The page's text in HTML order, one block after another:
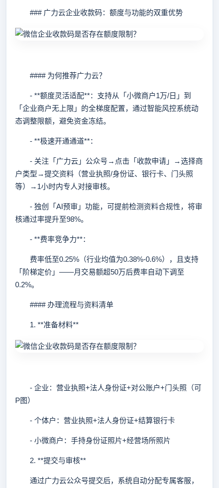
### 广力云企业收款码：额度与功能的双重优势
#### 为何推荐广力云？
- **额度灵活适配**：支持从「小微商户1万/日」到
「企业商户无上限」的全梯度配置，通过智能风控系统动
态调整限额，避免资金冻结。
- **极速开通通道**：
- 关注「广力云」公众号→点击「收款申请」→选择商
户类型→提交资料（营业执照/身份证、银行卡、门头照
等）→1小时内专人对接审核。
- 独创「AI预审」功能，可提前检测资料合规性，将审
核通过率提升至98%。
- **费率竞争力**：
费率低至0.25%（行业均值为0.38%-0.6%），且支持
「阶梯定价」——月交易额超50万后费率自动下调至
0.2%。
#### 办理流程与资料清单
1. **准备材料**
- 企业：营业执照+法人身份证+对公账户+门头照（可
P图）
- 个体户：营业执照+法人身份证+结算银行卡
- 小微商户：手持身份证照片+经营场所照片
2. **提交与审核**
通过广力云公众号提交后，系统自动分配专属客服，